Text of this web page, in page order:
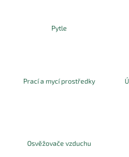
Pytle
Prací a mycí prostředky
Osvěžovače vzduchu